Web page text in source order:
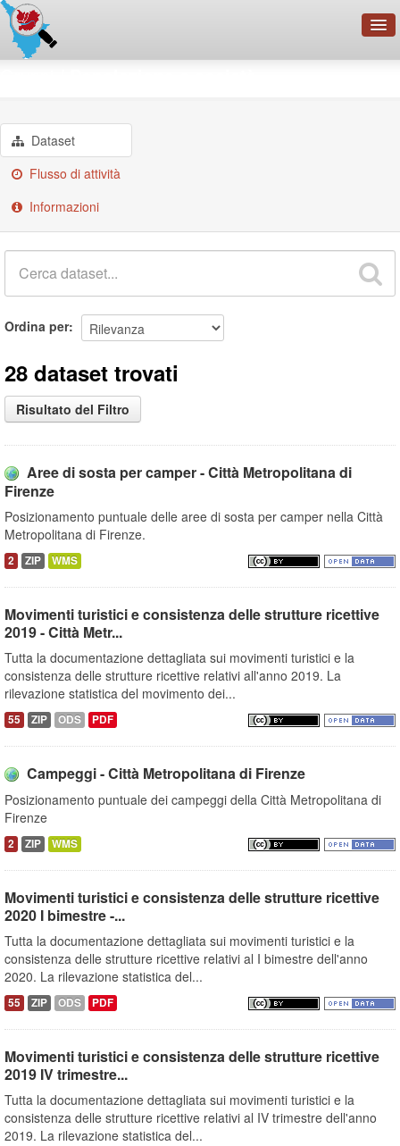
Dataset
Flusso di attività
Informazioni
Ordina per
28 dataset trovati
Risultato del Filtro
Aree di sosta per camper - Città Metropolitana di
Firenze
Posizionamento puntuale delle aree di sosta per camper nella Città
Metropolitana di Firenze.
2 ZIP WMS
Movimenti turistici e consistenza delle strutture ricettive
2019 - Città Metr...
Tutta la documentazione dettagliata sui movimenti turistici e la
consistenza delle strutture ricettive relativi all'anno 2019. La
rilevazione statistica del movimento dei...
55 ZIP ODS PDF
Campeggi - Città Metropolitana di Firenze
Posizionamento puntuale dei campeggi della Città Metropolitana di
Firenze
2 ZIP WMS
Movimenti turistici e consistenza delle strutture ricettive
2020 I bimestre -...
Tutta la documentazione dettagliata sui movimenti turistici e la
consistenza delle strutture ricettive relativi al I bimestre dell'anno
2020. La rilevazione statistica del...
55 ZIP ODS PDF
Movimenti turistici e consistenza delle strutture ricettive
2019 IV trimestre...
Tutta la documentazione dettagliata sui movimenti turistici e la
consistenza delle strutture ricettive relativi al IV trimestre dell'anno
2019. La rilevazione statistica del...